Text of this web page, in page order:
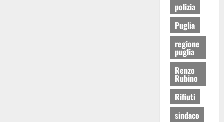
polizia
Puglia
regione
puglia
Renzo
Rubino
Rifiuti
sindaco